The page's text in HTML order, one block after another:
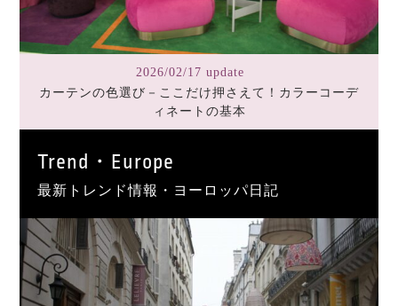
2026/02/17 update
カーテンの色選び－ここだけ押さえて！カラーコーデ
ィネートの基本
Trend・Europe
最新トレンド情報・ヨーロッパ日記